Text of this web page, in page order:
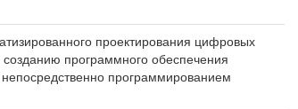
проектирования цифровых
программного обеспечения
программированием